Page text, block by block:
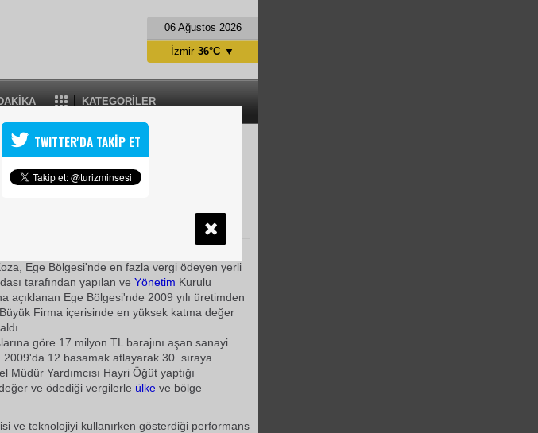
06 Ağustos 2026
KATEGORİLER
İzmir 36°C ▼
DOLDURUYOR
işleyerek Türk ekonomisine büyük
da göz dolduruyor
Ege Bölgesi'nde en fazla vergi ödeyen yerli
tarafından yapılan ve Yönetim Kurulu
açıklanan Ege Bölgesi'nde 2009 yılı üretimden
Firma içerisinde en yüksek katma değer
göre 17 milyon TL barajını aşan sanayi
2009'da 12 basamak atlayarak 30. sıraya
Yardımcısı Hayri Öğüt yaptığı
ve ödediği vergilerle ülke ve bölge
ve teknolojiyi kullanırken gösterdiği performans
TWITTER'DA TAKİP ET